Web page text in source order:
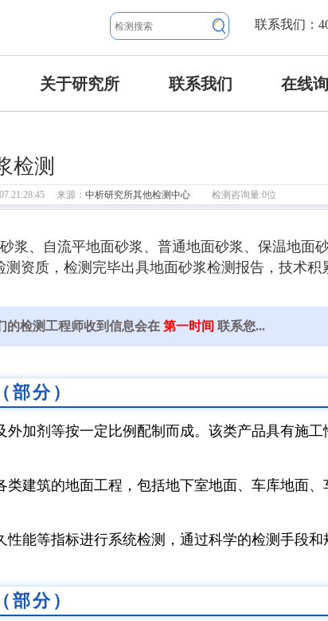
联系我们：
关于研究所 联系我们 在线
检测
21:28:45 来源： 中析研究所其他检测中心 检测咨询量:0位
、自流平地面砂浆、普通地面砂浆、保温地面
资质，检测完毕出具地面砂浆检测报告，技术
的检测工程师收到信息会在第一时间 联系您...
部分）
加剂等按一定比例配制而成。该类产品具有施
建筑的地面工程，包括地下室地面、车库地面
能等指标进行系统检测，通过科学的检测手段
部分）